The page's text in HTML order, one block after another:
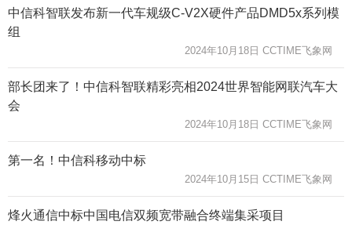
中信科智联发布新一代车规级C-V2X硬件产品DMD5x系列模
组
2024年10月18日 CCTIME飞象网
部长团来了！中信科智联精彩亮相2024世界智能网联汽车大
会
2024年10月18日 CCTIME飞象网
第一名！中信科移动中标
2024年10月15日 CCTIME飞象网
烽火通信中标中国电信双频宽带融合终端集采项目